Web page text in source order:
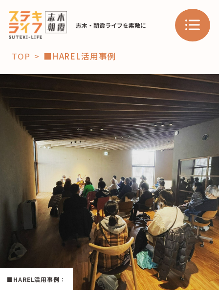
志木・朝霞ライフを素敵に
「コト」
子育て
暮らし
おすすめ
スポット 学び・教育
「場」
HAREL HAREL
活用事例
「モノ」
fleXe リノベ事例
TOP ■HAREL活用事例
■HAREL活用事例 ：